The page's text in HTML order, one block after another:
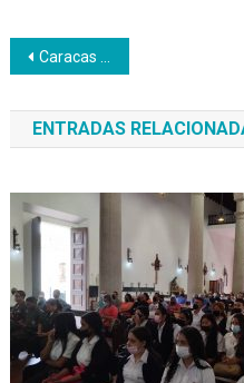
Navegación
de
entradas
Caracas | Visita del Inces al Centro de Resguardo la Yaguara de la CPNB
ENTRADAS